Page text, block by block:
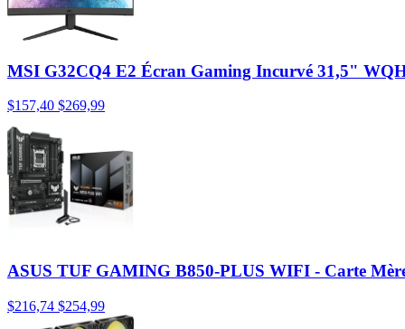
MSI G32CQ4 E2 Écran Gaming Incurvé 31,5"
$157,40 $269,99
ASUS TUF GAMING B850-PLUS WIFI - Carte
$216,74 $254,99